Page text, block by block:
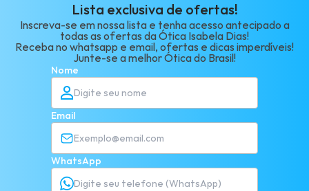
Lista exclusiva de ofertas!
Inscreva-se em nossa lista e tenha acesso antecipado a
todas as ofertas da Ótica Isabela Dias!
Receba no whatsapp e email, ofertas e dicas imperdíveis!
Junte-se a melhor Ótica do Brasil!
Nome
Email
WhatsApp